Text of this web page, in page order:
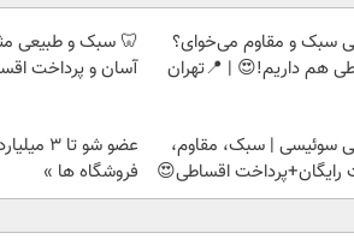
سبک و مقاوم می‌خوای؟
هم داریم!😍 | 📍تهران
🦷 سبک و طبیعی
آسان و پرداخت
سوئیسی | سبک، مقاوم،
رایگان+پرداخت اقساطی😍
عضو شو
فروشگاه ها »